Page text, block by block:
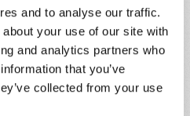
and to analyse our traffic.
your use of our site with
and analytics partners who
that you’ve
collected from your use
pur avendo già
dovrà darne
e non oltre 5 giorni
di inizio del corso,
motivazione della
sarà convertito in
entro l’anno solare di